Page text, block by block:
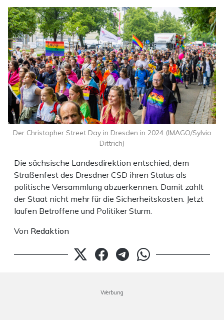
Die sächsische Landesdirektion entschied, dem
Straßenfest des Dresdner CSD ihren Status als
politische Versammlung abzuerkennen. Damit zahlt
der Staat nicht mehr für die Sicherheitskosten. Jetzt
laufen Betroffene und Politiker Sturm.
Von Redaktion
Der Christopher Street Day in Dresden in 2024 (IMAGO/Sylvio
Dittrich)
Werbung